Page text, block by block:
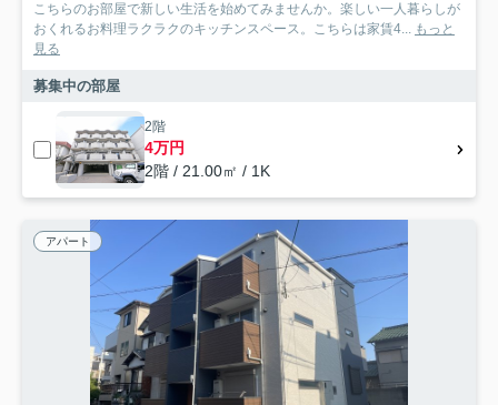
こちらのお部屋で新しい生活を始めてみませんか。楽しい一人暮らしが
おくれるお料理ラクラクのキッチンスペース。こちらは家賃4... もっと
見る
募集中の部屋
2階
4万円
2階 / 21.00㎡ / 1K
アパート